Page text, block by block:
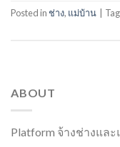
Posted inช่าง, แม่บ้าน
ABOUT
Platform จ้างช่างแล